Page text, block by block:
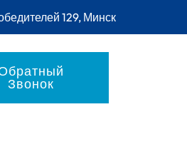
129, Минск
Звонок